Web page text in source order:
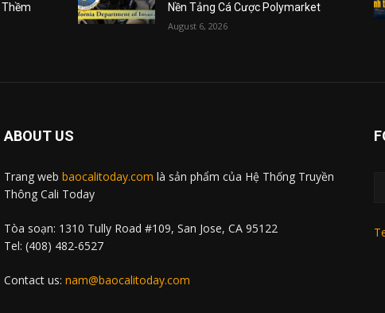
Thềm
Nền Tảng Cá Cược Polymarket
August 6, 2026
ABOUT US
Trang web baocalitoday.com là sản phẩm của Hệ Thống Truyền
Thông Cali Today
Tòa soạn: 1310 Tully Road #109, San Jose, CA 95122
Tel: (408) 482-6527
Contact us: nam@baocalitoday.com